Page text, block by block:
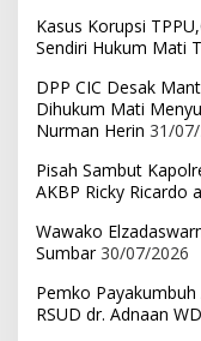
Kasus Korupsi
Sendiri Hukum Mati
DPP CIC Desak
Dihukum Mati
Nurman Herin 31/
Pisah Sambut
AKBP Ricky Ricardo
Wawako
Sumbar 30/07/2026
Pemko
RSUD dr. Adnaan